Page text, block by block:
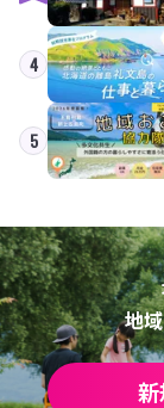
4
5
地
新